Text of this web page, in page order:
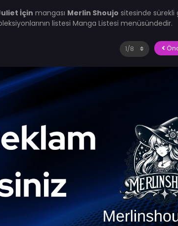
İçin mangası Merlin Shoujo sitesinde sürekli
listesi Manga Listesi menüsündedir.